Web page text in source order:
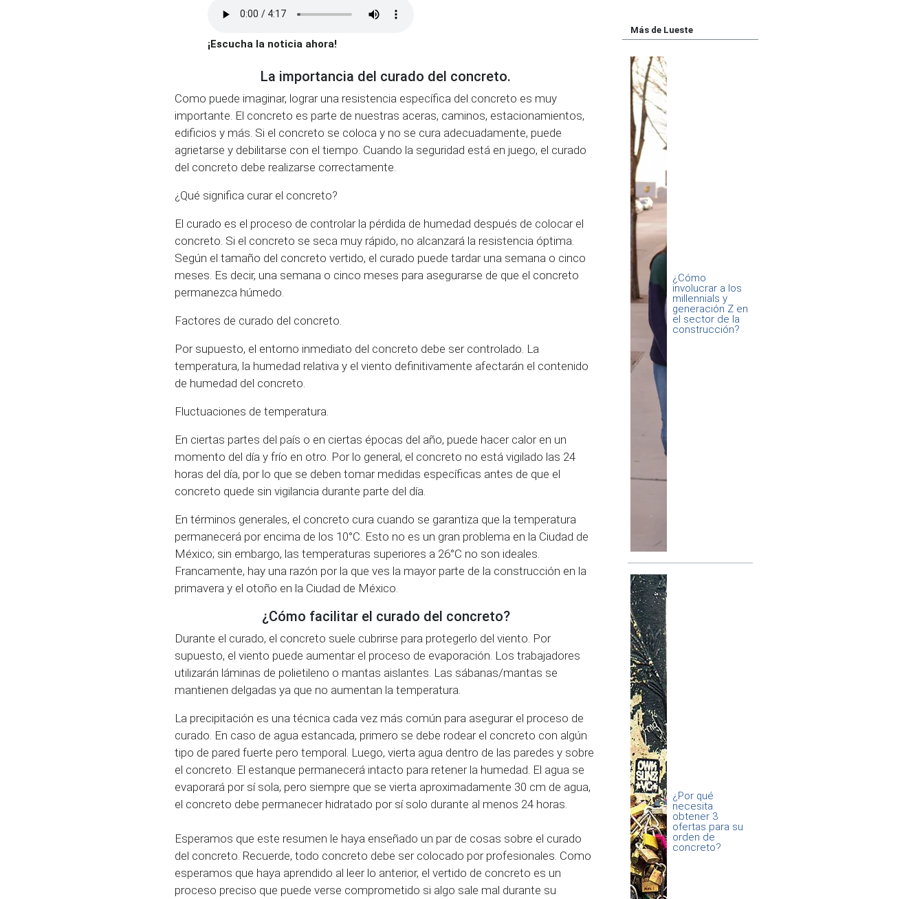
¡Escucha la noticia ahora!
La importancia del curado del concreto.
Como puede imaginar, lograr una resistencia específica del concreto es muy
importante. El concreto es parte de nuestras aceras, caminos, estacionamientos,
edificios y más. Si el concreto se coloca y no se cura adecuadamente, puede
agrietarse y debilitarse con el tiempo. Cuando la seguridad está en juego, el curado
del concreto debe realizarse correctamente.
¿Qué significa curar el concreto?
El curado es el proceso de controlar la pérdida de humedad después de colocar el
concreto. Si el concreto se seca muy rápido, no alcanzará la resistencia óptima.
Según el tamaño del concreto vertido, el curado puede tardar una semana o cinco
meses. Es decir, una semana o cinco meses para asegurarse de que el concreto
permanezca húmedo.
Factores de curado del concreto.
Por supuesto, el entorno inmediato del concreto debe ser controlado. La
temperatura, la humedad relativa y el viento definitivamente afectarán el contenido
de humedad del concreto.
Fluctuaciones de temperatura.
En ciertas partes del país o en ciertas épocas del año, puede hacer calor en un
momento del día y frío en otro. Por lo general, el concreto no está vigilado las 24
horas del día, por lo que se deben tomar medidas específicas antes de que el
concreto quede sin vigilancia durante parte del día.
En términos generales, el concreto cura cuando se garantiza que la temperatura
permanecerá por encima de los 10°C. Esto no es un gran problema en la Ciudad de
México; sin embargo, las temperaturas superiores a 26°C no son ideales.
Francamente, hay una razón por la que ves la mayor parte de la construcción en la
primavera y el otoño en la Ciudad de México.
¿Cómo facilitar el curado del concreto?
Durante el curado, el concreto suele cubrirse para protegerlo del viento. Por
supuesto, el viento puede aumentar el proceso de evaporación. Los trabajadores
utilizarán láminas de polietileno o mantas aislantes. Las sábanas/mantas se
mantienen delgadas ya que no aumentan la temperatura.
La precipitación es una técnica cada vez más común para asegurar el proceso de
curado. En caso de agua estancada, primero se debe rodear el concreto con algún
tipo de pared fuerte pero temporal. Luego, vierta agua dentro de las paredes y sobre
el concreto. El estanque permanecerá intacto para retener la humedad. El agua se
evaporará por sí sola, pero siempre que se vierta aproximadamente 30 cm de agua,
el concreto debe permanecer hidratado por sí solo durante al menos 24 horas.
Esperamos que este resumen le haya enseñado un par de cosas sobre el curado
del concreto. Recuerde, todo concreto debe ser colocado por profesionales. Como
esperamos que haya aprendido al leer lo anterior, el vertido de concreto es un
proceso preciso que puede verse comprometido si algo sale mal durante su
Más de Lueste
¿Cómo
involucrar a los
millennials y
generación Z en
el sector de la
construcción?
¿Por qué
necesita
obtener 3
ofertas para su
orden de
concreto?